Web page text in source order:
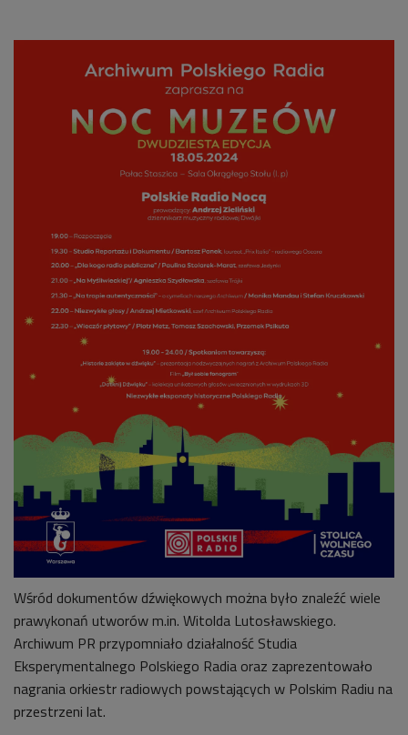
Wśród dokumentów dźwiękowych można było znaleźć wiele
prawykonań utworów m.in. Witolda Lutosławskiego.
Archiwum PR przypomniało działalność Studia
Eksperymentalnego Polskiego Radia oraz zaprezentowało
nagrania orkiestr radiowych powstających w Polskim Radiu na
przestrzeni lat.